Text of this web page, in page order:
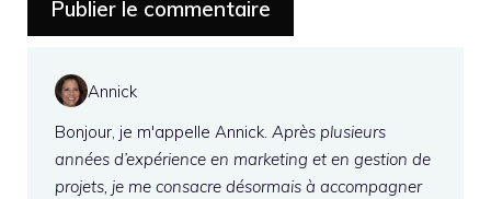
Annick
Bonjour, je m'appelle Annick. Après plusieurs
années d’expérience en marketing et en gestion de
projets, je me consacre désormais à accompagner